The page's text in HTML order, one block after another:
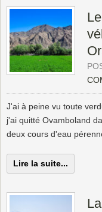
J'ai à peine vu toute
j'ai quitté Ovamboland
deux cours d'eau
Lire la suite...